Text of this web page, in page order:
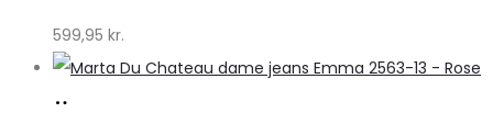
599,95 kr.